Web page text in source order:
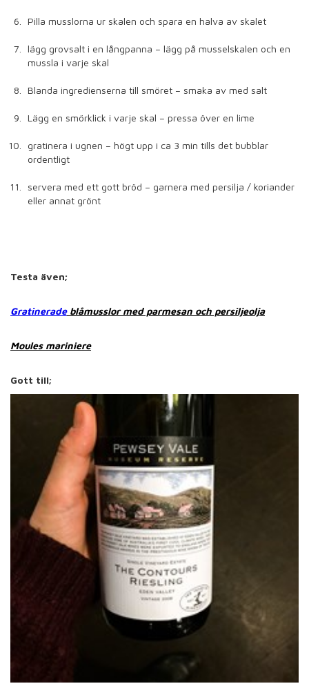
Pilla musslorna ur skalen och spara en halva av skalet
lägg grovsalt i en långpanna – lägg på musselskalen och en
mussla i varje skal
Blanda ingredienserna till smöret – smaka av med salt
Lägg en smörklick i varje skal – pressa över en lime
gratinera i ugnen – högt upp i ca 3 min tills det bubblar
ordentligt
servera med ett gott bröd – garnera med persilja / koriander
eller annat grönt
Testa även;
Gratineradeblåmusslor med parmesan och persiljeolja
Moules mariniere
Gott till;